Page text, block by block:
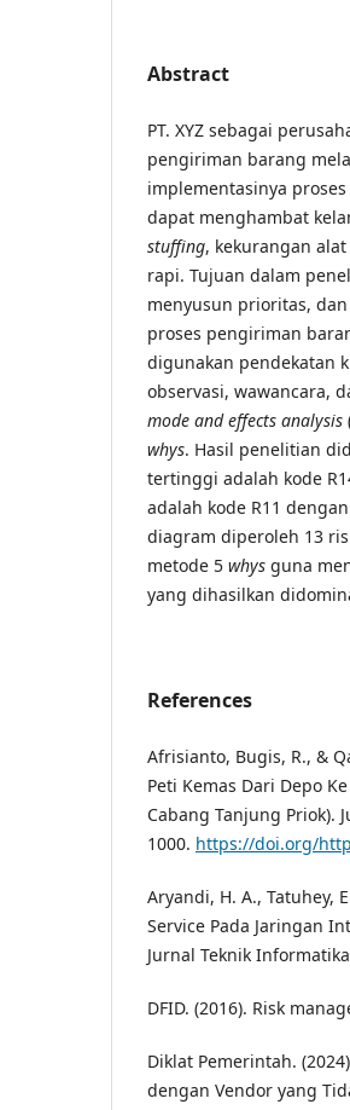
Abstract
PT. XYZ sebagai
pengiriman barang
implementasinya
dapat menghambat
stuffing, kekurangan
rapi. Tujuan dalam
menyusun prioritas,
proses pengiriman
digunakan pendekatan
observasi, wawancara,
mode and effects analysis
whys. Hasil penelitian
tertinggi adalah kode
adalah kode R11
diagram diperoleh 13
metode 5 whys guna
yang dihasilkan
References
Afrisianto, Bugis, R., &
Peti Kemas Dari Depo
Cabang Tanjung Priok).
1000. https://doi.org/
Aryandi, H. A., Tatuhey,
Service Pada Jaringan
Jurnal Teknik
DFID. (2016). Risk
Diklat Pemerintah.
dengan Vendor yang